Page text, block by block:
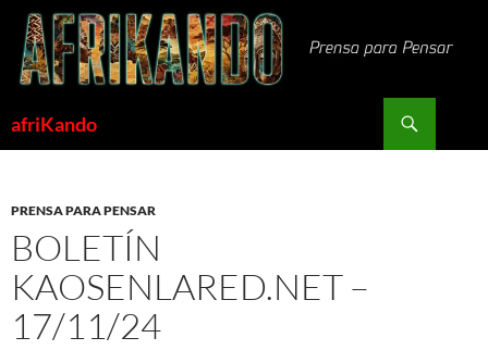
Saltar
contenido
afriKando
PRENSA PARA PENSAR
BOLETÍN
KAOSENLARED.NET –
17/11/24